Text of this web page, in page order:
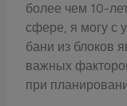
более чем 10-
сфере, я могу с
бани из блоков
важных
при